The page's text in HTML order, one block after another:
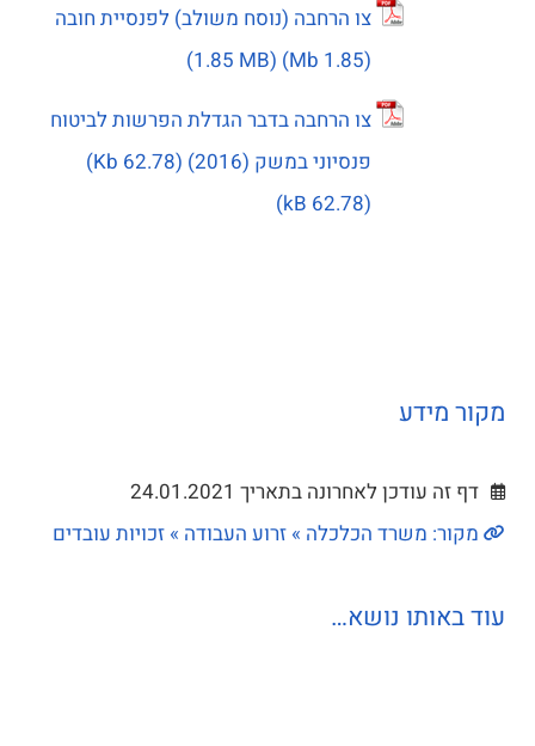
צו הרחבה (נוסח משולב) לפנסיית חובה
(1.85 Mb)
צו הרחבה בדבר הגדלת הפרשות לביטוח
פנסיוני במשק (2016) (62.78 Kb)
מקור מידע
דף זה עודכן לאחרונה בתאריך 24.01.2021
מקור: משרד הכלכלה » זרוע העבודה » זכויות עובדים
עוד באותו נושא…